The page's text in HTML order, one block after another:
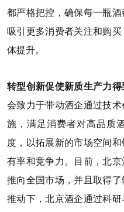
都严格把控，确保每一瓶酒
吸引更多消费者关注和购
体提升。
转型创新促使新质生产力
会致力于带动酒企通过技
施，满足消费者对高品质
度，以拓展新的市场空间
有率和竞争力。目前，北
推向全国市场，并且取得
推动下，北京酒企通过科